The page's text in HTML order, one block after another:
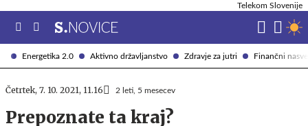
Energetika 2.0 Aktivno državljanstvo Zdravje za jutri Finančni
Telekom Slovenije
Četrtek, 7. 10. 2021, 11.16 2 leti, 5 mesecev
Prepoznate ta kraj?